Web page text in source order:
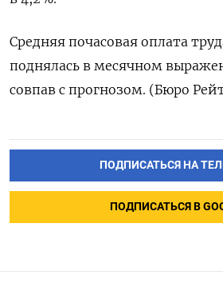
Средняя почасовая оплата
поднялась в месячном
совпав с прогнозом. (Бюро
ПОДПИСАТЬСЯ НА
ПОДПИСАТЬСЯ В